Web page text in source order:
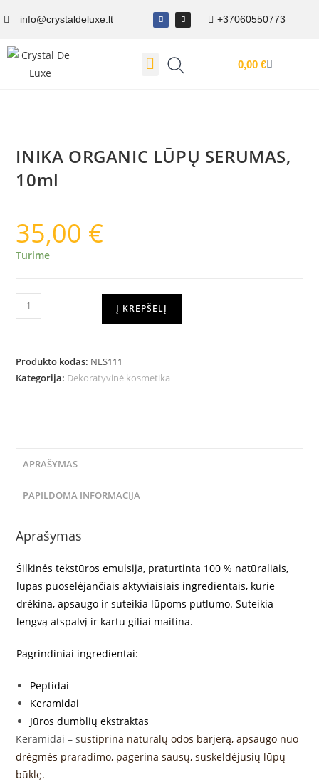
info@crystaldeluxe.lt +37060550773
0,00 €
INIKA ORGANIC LŪPŲ SERUMAS,
10ml
35,00 €
Turime
Į KREPŠELĮ
Produkto kodas: NLS111
Kategorija: Dekoratyvinė kosmetika
APRAŠYMAS
PAPILDOMA INFORMACIJA
Aprašymas
Šilkinės tekstūros emulsija, praturtinta 100 % natūraliais,
lūpas puoselėjančiais aktyviaisiais ingredientais, kurie
drėkina, apsaugo ir suteikia lūpoms putlumo. Suteikia
lengvą atspalvį ir kartu giliai maitina.
Pagrindiniai ingredientai:
Peptidai
Keramidai
Jūros dumblių ekstraktas
Keramidai – sustiprina natūralų odos barjerą, apsaugo nuo
drėgmės praradimo, pagerina sausų, suskeldėjusių lūpų
būklę.